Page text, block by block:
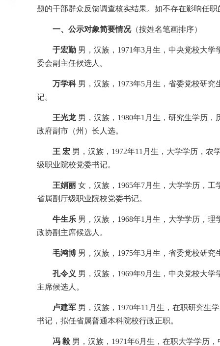
题的干部群众反馈调查核实结果。如不存在影响任
一、公示对象简要情况（按姓名笔画排序）
于宏勤 男，汉族，1971年3月生，中央党校大
委会副主任候选人。
万学科男，汉族，1973年5月生，省委党校研
记。
王光龙男，汉族，1980年1月生，研究生学历
政府副市（州）长人选。
王 宏 男，汉族，1972年11月生，大学学历，
级职业院校党委书记。
王娟丽 女，汉族，1965年7月生，大学学历，
省属副厅级职业院校党委书记。
牛生乐 男，汉族，1968年1月生，大学学历，
政协副主席候选人。
毛鸿博 男，汉族，1975年3月生，省委党校研
孔令义 男，汉族，1969年9月生，中央党校大
主席候选人。
卢建军 男，汉族，1970年11月生，在职研究生
书记，拟任省属普通本科院校行政正职。
冯 毅 男，汉族，1971年6月生，在职大学学历